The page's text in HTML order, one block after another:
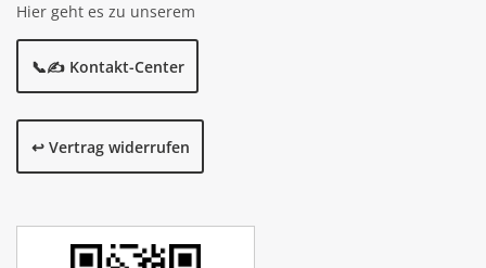
Hier geht es zu unserem
📞✍️ Kontakt-Center
↩️ Vertrag widerrufen